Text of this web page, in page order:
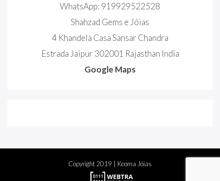
WhatsApp: 919929522528
Shahzad Gems e Jóias
4 Khandela Casa Sansar Chandra
Estrada Jaipur 302001 Rajasthan India
Google Maps
Copyright 2019 | Keoma Jóias